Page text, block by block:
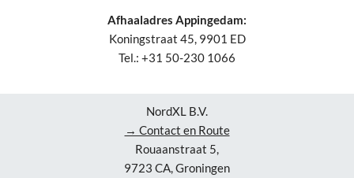
Afhaaladres Appingedam:
Koningstraat 45, 9901 ED
Tel.: +31 50-230 1066
NordXL B.V.
→ Contact en Route
Rouaanstraat 5,
9723 CA, Groningen